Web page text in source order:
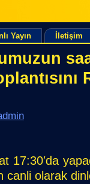
Yayın İletişim
canli olarak